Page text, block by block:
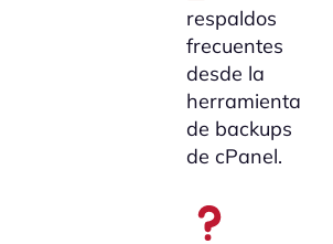
respaldos
frecuentes
desde la
herramienta
de backups
de cPanel.